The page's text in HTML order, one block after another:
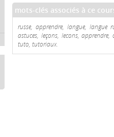
mots-clés associés à ce
russe, apprendre, langue, langue
astuces, leçons, lecons,
tuto, tutoriaux.